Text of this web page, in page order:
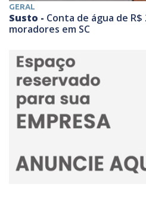
GERAL
Susto - Conta de água de
moradores em SC